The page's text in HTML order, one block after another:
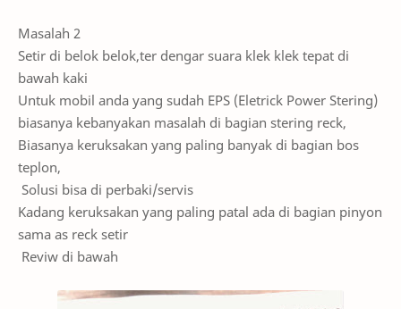
Masalah 2
Setir di belok belok,ter dengar suara klek klek tepat di
bawah kaki
Untuk mobil anda yang sudah EPS (Eletrick Power Stering)
biasanya kebanyakan masalah di bagian stering reck,
Biasanya keruksakan yang paling banyak di bagian bos
teplon,
Solusi bisa di perbaki/servis
Kadang keruksakan yang paling patal ada di bagian pinyon
sama as reck setir
Reviw di bawah